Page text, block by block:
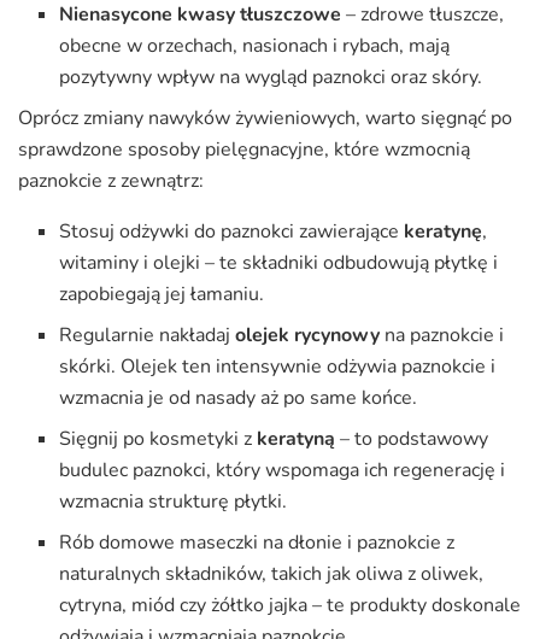
Nienasycone kwasy tłuszczowe – zdrowe tłuszcze,
obecne w orzechach, nasionach i rybach, mają
pozytywny wpływ na wygląd paznokci oraz skóry.
Oprócz zmiany nawyków żywieniowych, warto sięgnąć po
sprawdzone sposoby pielęgnacyjne, które wzmocnią
paznokcie z zewnątrz:
Stosuj odżywki do paznokci zawierające keratynę,
witaminy i olejki – te składniki odbudowują płytkę i
zapobiegają jej łamaniu.
Regularnie nakładajolejek rycynowy na paznokcie i
skórki. Olejek ten intensywnie odżywia paznokcie i
wzmacnia je od nasady aż po same końce.
Sięgnij po kosmetyki z keratyną – to podstawowy
budulec paznokci, który wspomaga ich regenerację i
wzmacnia strukturę płytki.
Rób domowe maseczki na dłonie i paznokcie z
naturalnych składników, takich jak oliwa z oliwek,
cytryna, miód czy żółtko jajka – te produkty doskonale